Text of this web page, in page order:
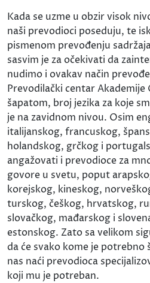
Kada se uzme u obzir visok
naši prevodioci poseduju, te
pismenom prevođenju
sasvim je za očekivati da
nudimo i ovakav način
Prevodilački centar
šapatom, broj jezika za koje
je na zavidnom nivou. Osim
italijanskog, francuskog,
holandskog, grčkog i
angažovati i prevodioce za
govore u svetu, poput
korejskog, kineskog,
turskog, češkog, hrvatskog,
slovačkog, mađarskog i
estonskog. Zato sa velikom
da će svako kome je potrebno
nas naći prevodioca
koji mu je potreban.